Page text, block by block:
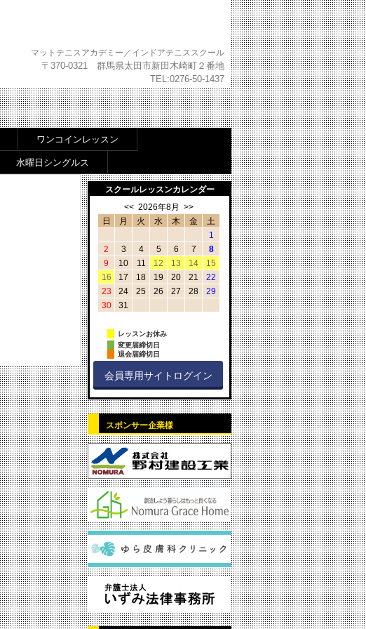
マットテニスアカデミー／インドアテニススクール
〒370-0321 群馬県太田市新田木崎町２番地
TEL:0276-50-1437
ワンコインレッスン
水曜日シングルス
スクールレッスンカレンダー
<< 2026年8月 >>
日
月 火 水 木 金
土
1
2
3 4 5 6 7
8
9
10 11 12 13 14
15
16
17 18 19 20 21
22
23
24 25 26 27 28
29
30
31
レッスンお休み
変更届締切日
退会届締切日
会員専用サイトログイン
スポンサー企業様